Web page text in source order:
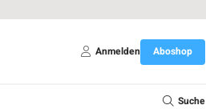
Anmelden Aboshop
Suche